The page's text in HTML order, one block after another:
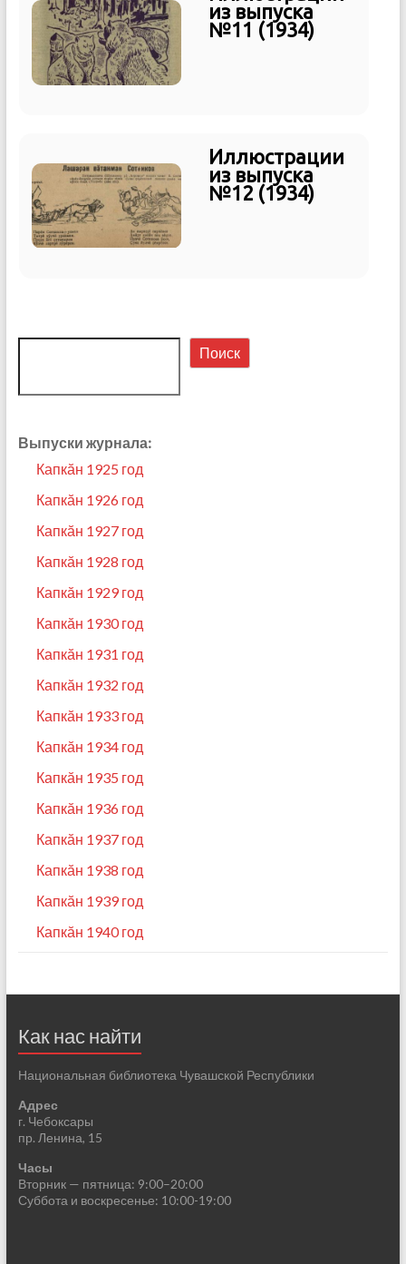
из выпуска
№11 (1934)
Иллюстрации
из выпуска
№12 (1934)
Поиск Поиск
Выпуски журнала:
Капкӑн 1925 год
Капкӑн 1926 год
Капкӑн 1927 год
Капкӑн 1928 год
Капкӑн 1929 год
Капкӑн 1930 год
Капкӑн 1931 год
Капкӑн 1932 год
Капкӑн 1933 год
Капкӑн 1934 год
Капкӑн 1935 год
Капкӑн 1936 год
Капкӑн 1937 год
Капкӑн 1938 год
Капкӑн 1939 год
Капкӑн 1940 год
Как нас найти
Национальная библиотека Чувашской Республики
Адрес
г. Чебоксары
пр. Ленина, 15
Часы
Вторник — пятница: 9:00–20:00
Суббота и воскресенье: 10:00-19:00